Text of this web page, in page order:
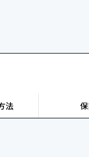
法